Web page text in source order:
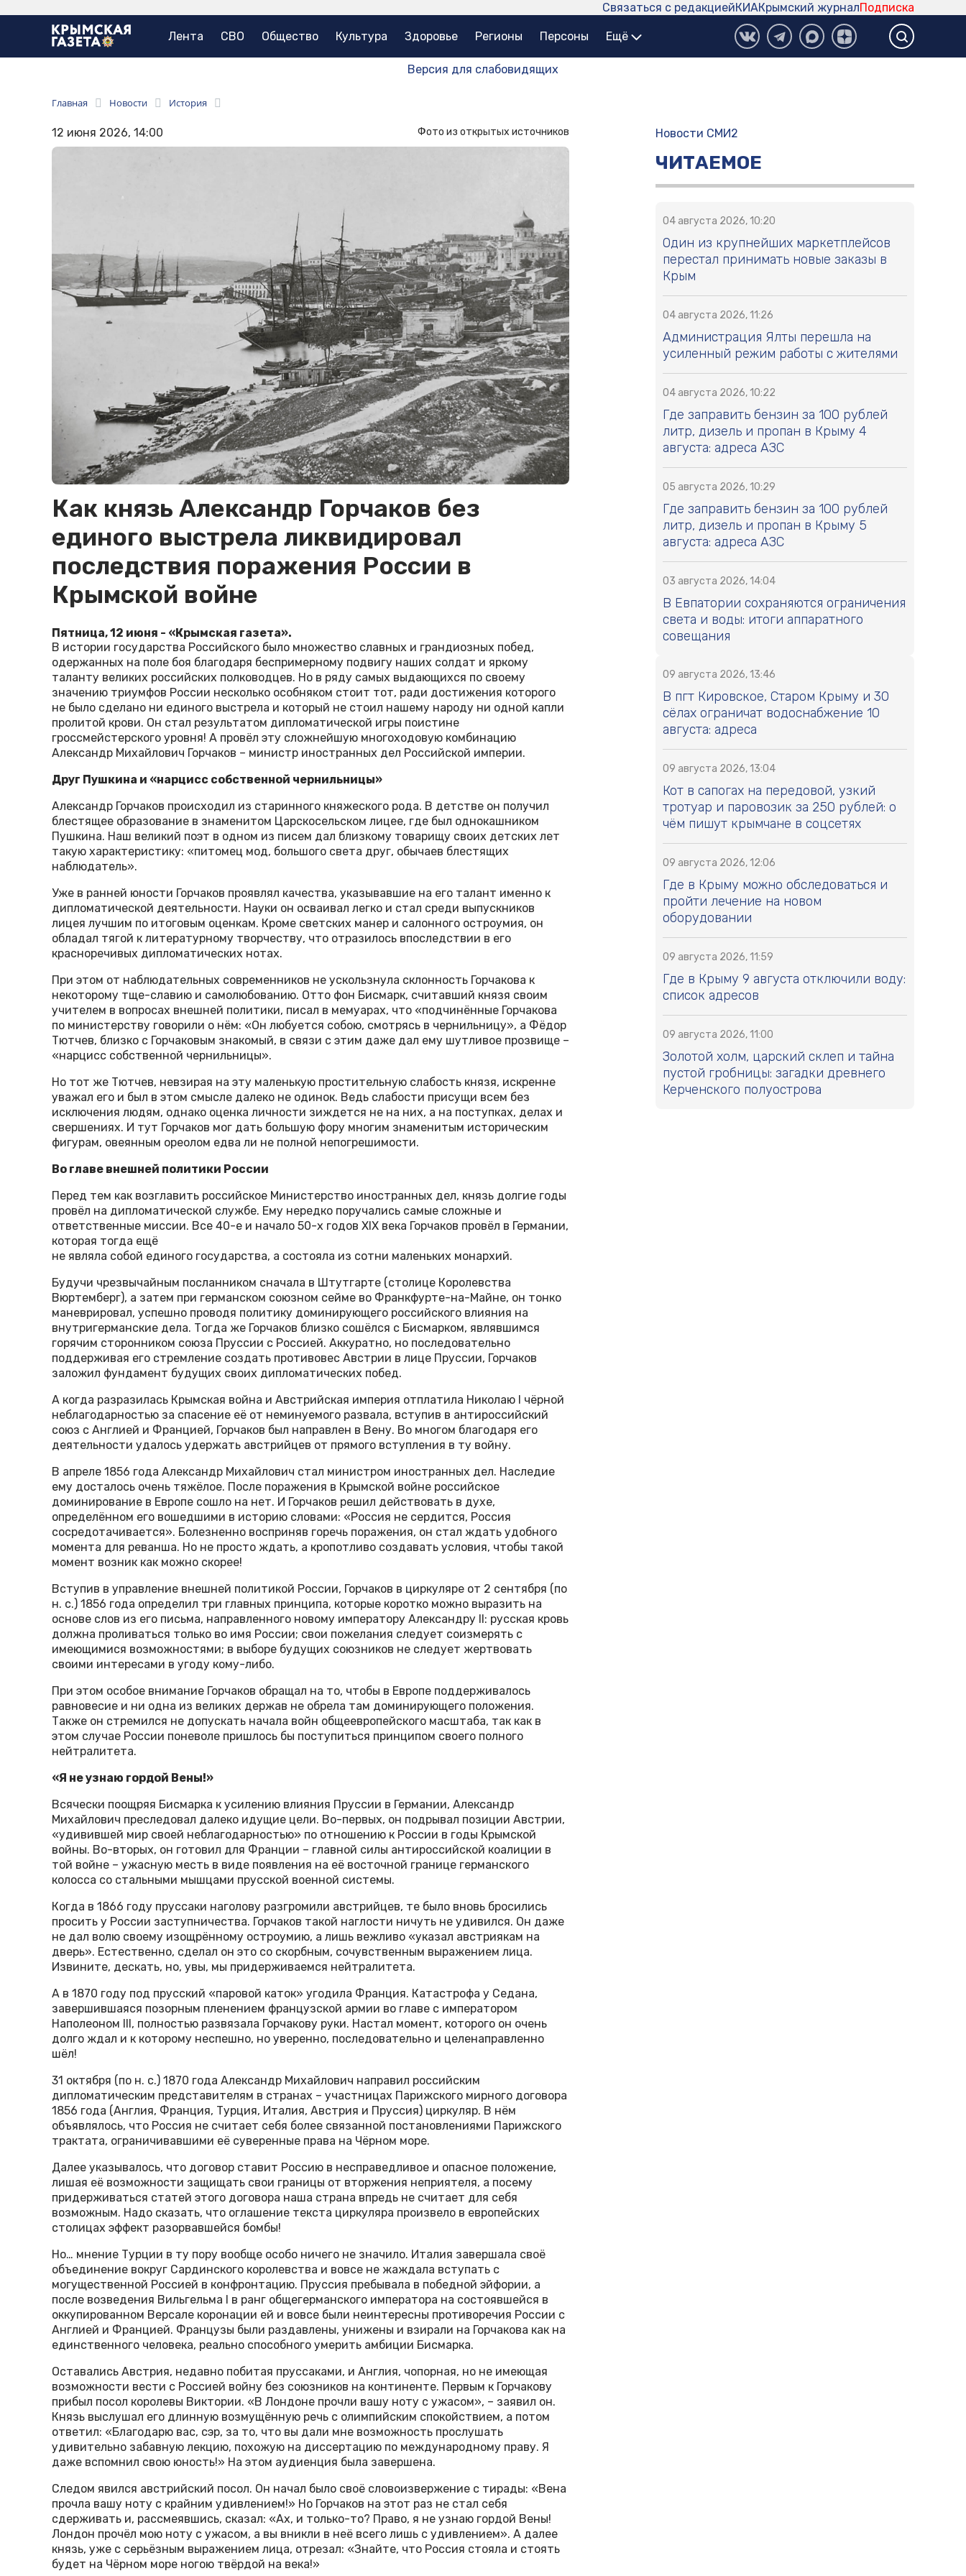
Подписка
Крымский журнал
КИА
Связаться с редакцией
Лента СВО Общество Культура Здоровье Регионы Персоны Ещё
Версия для слабовидящих
Главная Новости История
12 июня 2026, 14:00 Фото из открытых источников
Как князь Александр Горчаков без
единого выстрела ликвидировал
последствия поражения России в
Крымской войне
Пятница, 12 июня - «Крымская газета».
В истории государства Российского было множество славных и грандиозных побед,
одержанных на поле боя благодаря беспримерному подвигу наших солдат и яркому
таланту великих российских полководцев. Но в ряду самых выдающихся по своему
значению триумфов России несколько особняком стоит тот, ради достижения которого
не было сделано ни единого выстрела и который не стоил нашему народу ни одной капли
пролитой крови. Он стал результатом дипломатической игры поистине
гроссмейстерского уровня! А провёл эту сложнейшую многоходовую комбинацию
Александр Михайлович Горчаков – министр иностранных дел Российской империи.
Друг Пушкина и «нарцисс собственной чернильницы»
Александр Горчаков происходил из старинного княжеского рода. В детстве он получил
блестящее образование в знаменитом Царскосельском лицее, где был однокашником
Пушкина. Наш великий поэт в одном из писем дал близкому товарищу своих детских лет
такую характеристику: «питомец мод, большого света друг, обычаев блестящих
наблюдатель».
Уже в ранней юности Горчаков проявлял качества, указывавшие на его талант именно к
дипломатической деятельности. Науки он осваивал легко и стал среди выпускников
лицея лучшим по итоговым оценкам. Кроме светских манер и салонного остроумия, он
обладал тягой к литературному творчеству, что отразилось впоследствии в его
красноречивых дипломатических нотах.
При этом от наблюдательных современников не ускользнула склонность Горчакова к
некоторому тще-славию и самолюбованию. Отто фон Бисмарк, считавший князя своим
учителем в вопросах внешней политики, писал в мемуарах, что «подчинённые Горчакова
по министерству говорили о нём: «Он любуется собою, смотрясь в чернильницу», а Фёдор
Тютчев, близко с Горчаковым знакомый, в связи с этим даже дал ему шутливое прозвище –
«нарцисс собственной чернильницы».
Но тот же Тютчев, невзирая на эту маленькую простительную слабость князя, искренне
уважал его и был в этом смысле далеко не одинок. Ведь слабости присущи всем без
исключения людям, однако оценка личности зиждется не на них, а на поступках, делах и
свершениях. И тут Горчаков мог дать большую фору многим знаменитым историческим
фигурам, овеянным ореолом едва ли не полной непогрешимости.
Во главе внешней политики России
Перед тем как возглавить российское Министерство иностранных дел, князь долгие годы
провёл на дипломатической службе. Ему нередко поручались самые сложные и
ответственные миссии. Все 40-е и начало 50-х годов XIX века Горчаков провёл в Германии,
которая тогда ещё
не являла собой единого государства, а состояла из сотни маленьких монархий.
Будучи чрезвычайным посланником сначала в Штутгарте (столице Королевства
Вюртемберг), а затем при германском союзном сейме во Франкфурте-на-Майне, он тонко
маневрировал, успешно проводя политику доминирующего российского влияния на
внутригерманские дела. Тогда же Горчаков близко сошёлся с Бисмарком, являвшимся
горячим сторонником союза Пруссии с Россией. Аккуратно, но последовательно
поддерживая его стремление создать противовес Австрии в лице Пруссии, Горчаков
заложил фундамент будущих своих дипломатических побед.
А когда разразилась Крымская война и Австрийская империя отплатила Николаю I чёрной
неблагодарностью за спасение её от неминуемого развала, вступив в антироссийский
союз с Англией и Францией, Горчаков был направлен в Вену. Во многом благодаря его
деятельности удалось удержать австрийцев от прямого вступления в ту войну.
В апреле 1856 года Александр Михайлович стал министром иностранных дел. Наследие
ему досталось очень тяжёлое. После поражения в Крымской войне российское
доминирование в Европе сошло на нет. И Горчаков решил действовать в духе,
определённом его вошедшими в историю словами: «Россия не сердится, Россия
сосредотачивается». Болезненно восприняв горечь поражения, он стал ждать удобного
момента для реванша. Но не просто ждать, а кропотливо создавать условия, чтобы такой
момент возник как можно скорее!
Вступив в управление внешней политикой России, Горчаков в циркуляре от 2 сентября (по
н. с.) 1856 года определил три главных принципа, которые коротко можно выразить на
основе слов из его письма, направленного новому императору Александру II: русская кровь
должна проливаться только во имя России; свои пожелания следует соизмерять с
имеющимися возможностями; в выборе будущих союзников не следует жертвовать
своими интересами в угоду кому-либо.
При этом особое внимание Горчаков обращал на то, чтобы в Европе поддерживалось
равновесие и ни одна из великих держав не обрела там доминирующего положения.
Также он стремился не допускать начала войн общеевропейского масштаба, так как в
этом случае России поневоле пришлось бы поступиться принципом своего полного
нейтралитета.
«Я не узнаю гордой Вены!»
Всячески поощряя Бисмарка к усилению влияния Пруссии в Германии, Александр
Михайлович преследовал далеко идущие цели. Во-первых, он подрывал позиции Австрии,
«удивившей мир своей неблагодарностью» по отношению к России в годы Крымской
войны. Во-вторых, он готовил для Франции – главной силы антироссийской коалиции в
той войне – ужасную месть в виде появления на её восточной границе германского
колосса со стальными мышцами прусской военной системы.
Когда в 1866 году пруссаки наголову разгромили австрийцев, те было вновь бросились
просить у России заступничества. Горчаков такой наглости ничуть не удивился. Он даже
не дал волю своему изощрённому остроумию, а лишь вежливо «указал австриякам на
дверь». Естественно, сделал он это со скорбным, сочувственным выражением лица.
Извините, дескать, но, увы, мы придерживаемся нейтралитета.
А в 1870 году под прусский «паровой каток» угодила Франция. Катастрофа у Седана,
завершившаяся позорным пленением французской армии во главе с императором
Наполеоном III, полностью развязала Горчакову руки. Настал момент, которого он очень
долго ждал и к которому неспешно, но уверенно, последовательно и целенаправленно
шёл!
31 октября (по н. с.) 1870 года Александр Михайлович направил российским
дипломатическим представителям в странах – участницах Парижского мирного договора
1856 года (Англия, Франция, Турция, Италия, Австрия и Пруссия) циркуляр. В нём
объявлялось, что Россия не считает себя более связанной постановлениями Парижского
трактата, ограничивавшими её суверенные права на Чёрном море.
Далее указывалось, что договор ставит Россию в несправедливое и опасное положение,
лишая её возможности защищать свои границы от вторжения неприятеля, а посему
придерживаться статей этого договора наша страна впредь не считает для себя
возможным. Надо сказать, что оглашение текста циркуляра произвело в европейских
столицах эффект разорвавшейся бомбы!
Но… мнение Турции в ту пору вообще особо ничего не значило. Италия завершала своё
объединение вокруг Сардинского королевства и вовсе не жаждала вступать с
могущественной Россией в конфронтацию. Пруссия пребывала в победной эйфории, а
после возведения Вильгельма I в ранг общегерманского императора на состоявшейся в
оккупированном Версале коронации ей и вовсе были неинтересны противоречия России с
Англией и Францией. Французы были раздавлены, унижены и взирали на Горчакова как на
единственного человека, реально способного умерить амбиции Бисмарка.
Оставались Австрия, недавно побитая пруссаками, и Англия, чопорная, но не имеющая
возможности вести с Россией войну без союзников на континенте. Первым к Горчакову
прибыл посол королевы Виктории. «В Лондоне прочли вашу ноту с ужасом», – заявил он.
Князь выслушал его длинную возмущённую речь с олимпийским спокойствием, а потом
ответил: «Благодарю вас, сэр, за то, что вы дали мне возможность прослушать
удивительно забавную лекцию, похожую на диссертацию по международному праву. Я
даже вспомнил свою юность!» На этом аудиенция была завершена.
Следом явился австрийский посол. Он начал было своё словоизвержение с тирады: «Вена
прочла вашу ноту с крайним удивлением!» Но Горчаков на этот раз не стал себя
сдерживать и, рассмеявшись, сказал: «Ах, и только-то? Право, я не узнаю гордой Вены!
Лондон прочёл мою ноту с ужасом, а вы вникли в неё всего лишь с удивлением». А далее
князь, уже с серьёзным выражением лица, отрезал: «Знайте, что Россия стояла и стоять
будет на Чёрном море ногою твёрдой на века!»
Новости СМИ2
ЧИТАЕМОЕ
04 августа 2026, 10:20
Один из крупнейших маркетплейсов
перестал принимать новые заказы в
Крым
04 августа 2026, 11:26
Администрация Ялты перешла на
усиленный режим работы с жителями
04 августа 2026, 10:22
Где заправить бензин за 100 рублей
литр, дизель и пропан в Крыму 4
августа: адреса АЗС
05 августа 2026, 10:29
Где заправить бензин за 100 рублей
литр, дизель и пропан в Крыму 5
августа: адреса АЗС
03 августа 2026, 14:04
В Евпатории сохраняются ограничения
света и воды: итоги аппаратного
совещания
09 августа 2026, 13:46
В пгт Кировское, Старом Крыму и 30
сёлах ограничат водоснабжение 10
августа: адреса
09 августа 2026, 13:04
Кот в сапогах на передовой, узкий
тротуар и паровозик за 250 рублей: о
чём пишут крымчане в соцсетях
09 августа 2026, 12:06
Где в Крыму можно обследоваться и
пройти лечение на новом
оборудовании
09 августа 2026, 11:59
Где в Крыму 9 августа отключили воду:
список адресов
09 августа 2026, 11:00
Золотой холм, царский склеп и тайна
пустой гробницы: загадки древнего
Керченского полуострова